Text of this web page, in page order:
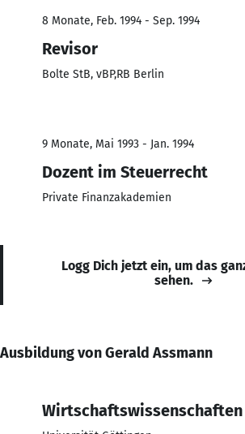
8 Monate, Feb. 1994 - Sep. 1994
Revisor
Bolte StB, vBP,RB Berlin
9 Monate, Mai 1993 - Jan. 1994
Dozent im Steuerrecht
Private Finanzakademien
Logg Dich jetzt ein, um das
sehen.
Ausbildung von Gerald Assmann
Wirtschaftswissenschaften